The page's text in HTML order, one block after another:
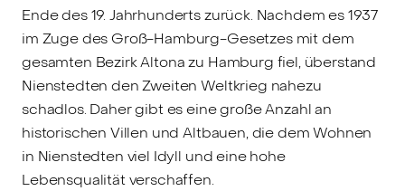
Ende des 19. Jahrhunderts zurück. Nachdem es 1937
im Zuge des Groß-Hamburg-Gesetzes mit dem
gesamten Bezirk Altona zu Hamburg fiel, überstand
Nienstedten den Zweiten Weltkrieg nahezu
schadlos. Daher gibt es eine große Anzahl an
historischen Villen und Altbauen, die dem Wohnen
in Nienstedten viel Idyll und eine hohe
Lebensqualität verschaffen.